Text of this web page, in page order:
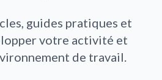
guides pratiques et
votre activité et
de travail.